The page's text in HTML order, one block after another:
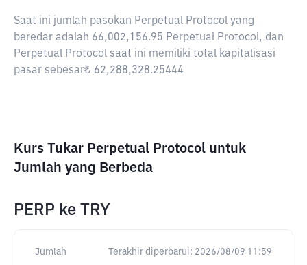
Saat ini jumlah pasokan Perpetual Protocol yang
beredar adalah 66,002,156.95 Perpetual Protocol, dan
Perpetual Protocol saat ini memiliki total kapitalisasi
pasar sebesar₺ 62,288,328.25444
Kurs Tukar Perpetual Protocol untuk
Jumlah yang Berbeda
PERP ke TRY
Jumlah Terakhir diperbarui: 2026/08/09 11:59